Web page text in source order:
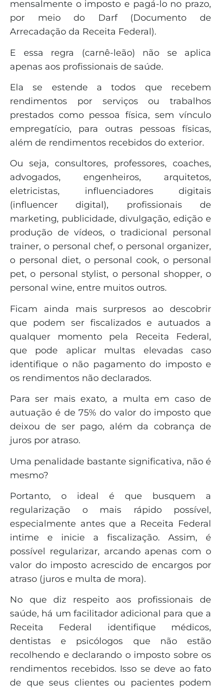
mensalmente o imposto e pagá-lo no prazo,
por meio do Darf (Documento de
Arrecadação da Receita Federal).
E essa regra (carnê-leão) não se aplica
apenas aos profissionais de saúde.
Ela se estende a todos que recebem
rendimentos por serviços ou trabalhos
prestados como pessoa física, sem vínculo
empregatício, para outras pessoas físicas,
além de rendimentos recebidos do exterior.
Ou seja, consultores, professores, coaches,
advogados, engenheiros, arquitetos,
eletricistas, influenciadores digitais
(influencer digital), profissionais de
marketing, publicidade, divulgação, edição e
produção de vídeos, o tradicional personal
trainer, o personal chef, o personal organizer,
o personal diet, o personal cook, o personal
pet, o personal stylist, o personal shopper, o
personal wine, entre muitos outros.
Ficam ainda mais surpresos ao descobrir
que podem ser fiscalizados e autuados a
qualquer momento pela Receita Federal,
que pode aplicar multas elevadas caso
identifique o não pagamento do imposto e
os rendimentos não declarados.
Para ser mais exato, a multa em caso de
autuação é de 75% do valor do imposto que
deixou de ser pago, além da cobrança de
juros por atraso.
Uma penalidade bastante significativa, não é
mesmo?
Portanto, o ideal é que busquem a
regularização o mais rápido possível,
especialmente antes que a Receita Federal
intime e inicie a fiscalização. Assim, é
possível regularizar, arcando apenas com o
valor do imposto acrescido de encargos por
atraso (juros e multa de mora).
No que diz respeito aos profissionais de
saúde, há um facilitador adicional para que a
Receita Federal identifique médicos,
dentistas e psicólogos que não estão
recolhendo e declarando o imposto sobre os
rendimentos recebidos. Isso se deve ao fato
de que seus clientes ou pacientes podem